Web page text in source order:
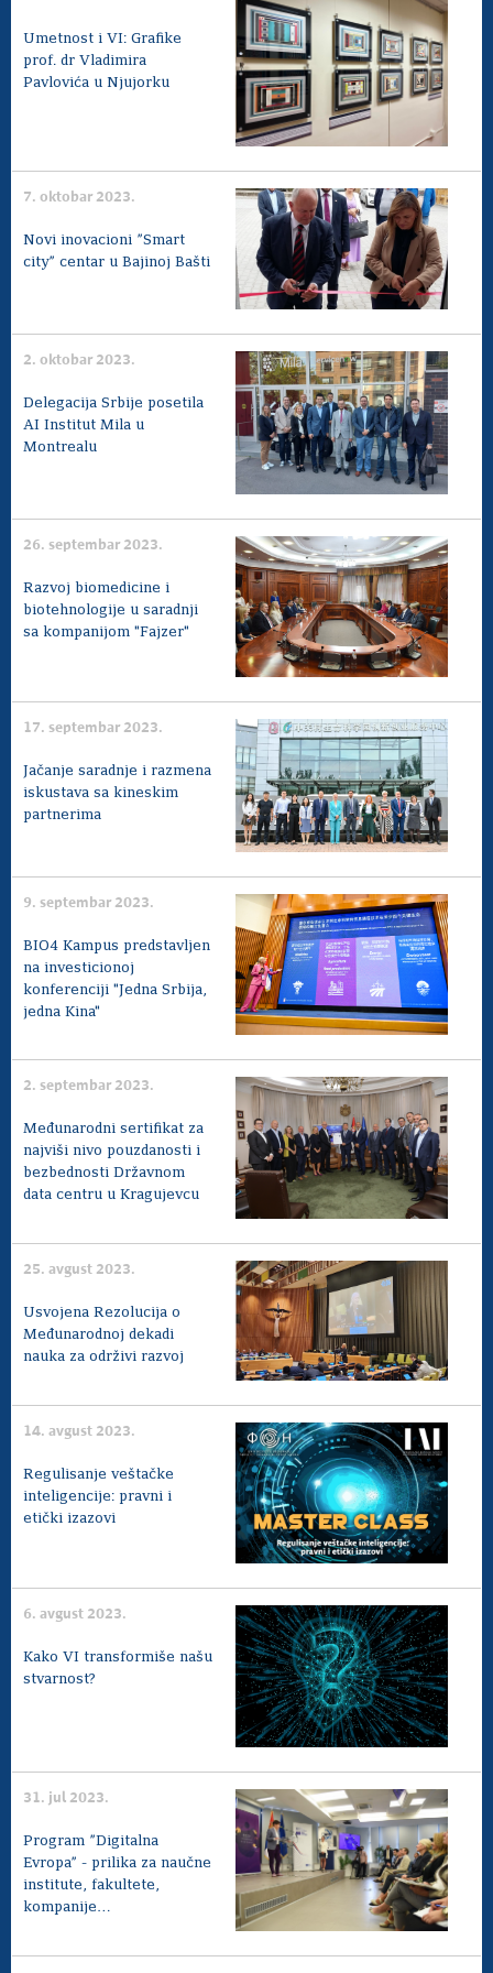
Umetnost i VI: Grafike
prof. dr Vladimira
Pavlovića u Njujorku
7. oktobar 2023.
Novi inovacioni ”Smart
city” centar u Bajinoj Bašti
2. oktobar 2023.
Delegacija Srbije posetila
AI Institut Mila u
Montrealu
26. septembar 2023.
Razvoj biomedicine i
biotehnologije u saradnji
sa kompanijom "Fajzer"
17. septembar 2023.
Jačanje saradnje i razmena
iskustava sa kineskim
partnerima
9. septembar 2023.
BIO4 Kampus predstavljen
na investicionoj
konferenciji "Jedna Srbija,
jedna Kina"
2. septembar 2023.
Međunarodni sertifikat za
najviši nivo pouzdanosti i
bezbednosti Državnom
data centru u Kragujevcu
25. avgust 2023.
Usvojena Rezolucija o
Međunarodnoj dekadi
nauka za održivi razvoj
14. avgust 2023.
Regulisanje veštačke
inteligencije: pravni i
etički izazovi
6. avgust 2023.
Kako VI transformiše našu
stvarnost?
31. jul 2023.
Program ”Digitalna
Evropa” - prilika za naučne
institute, fakultete,
kompanije…